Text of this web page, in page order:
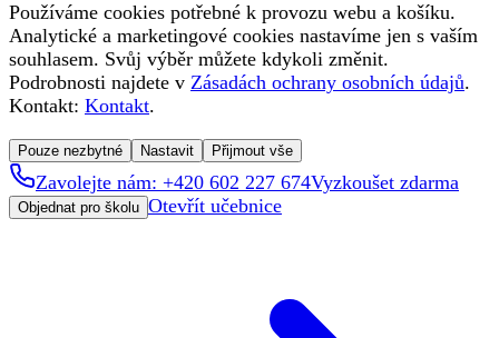
Používáme cookies potřebné k provozu webu a košíku.
Analytické a marketingové cookies nastavíme jen s vaším
souhlasem. Svůj výběr můžete kdykoli změnit.
Podrobnosti najdete v Zásadách ochrany osobních údajů.
Kontakt: Kontakt.
Pouze nezbytné Nastavit Přijmout vše
Zavolejte nám: +420 602 227 674Vyzkoušet zdarma
Objednat pro školu Otevřít učebnice